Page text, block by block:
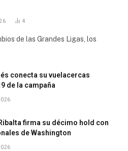
4
de las Grandes Ligas, los
conecta su vuelacercas
de la campaña
firma su décimo hold con
de Washington